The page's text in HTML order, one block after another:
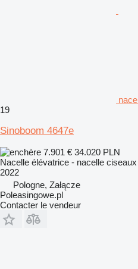
19
Sinoboom 4647e
7.901 € 34.020 PLN
Nacelle élévatrice - nacelle ciseaux
2022
Pologne, Załącze
Poleasingowe.pl
Contacter le vendeur